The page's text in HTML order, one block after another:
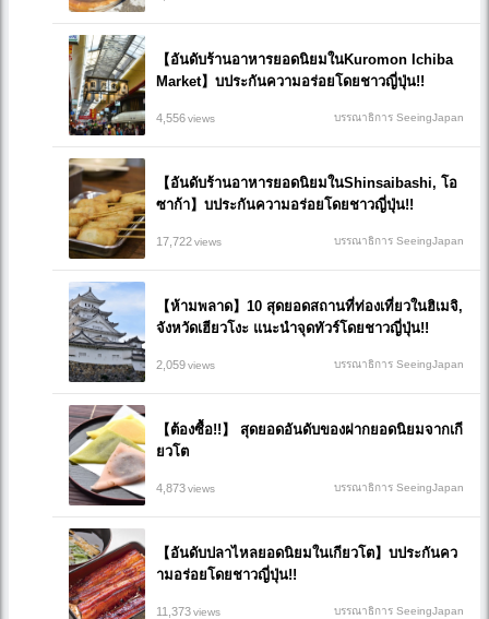
【อันดับร้านอาหารยอดนิยมในKuromon Ichiba
Market】บประกันความอร่อยโดยชาวญี่ปุ่น!!
4,556views บรรณาธิการ SeeingJapan
【อันดับร้านอาหารยอดนิยมในShinsaibashi, โอ
ซาก้า】บประกันความอร่อยโดยชาวญี่ปุ่น!!
17,722views บรรณาธิการ SeeingJapan
【ห้ามพลาด】10 สุดยอดสถานที่ท่องเที่ยวในฮิเมจิ,
จังหวัดเฮียวโงะ แนะนำจุดทัวร์โดยชาวญี่ปุ่น!!
2,059views บรรณาธิการ SeeingJapan
【ต้องซื้อ!!】 สุดยอดอันดับของฝากยอดนิยมจากเกี
ยวโต
4,873views บรรณาธิการ SeeingJapan
【อันดับปลาไหลยอดนิยมในเกียวโต】บประกันคว
ามอร่อยโดยชาวญี่ปุ่น!!
11,373views บรรณาธิการ SeeingJapan